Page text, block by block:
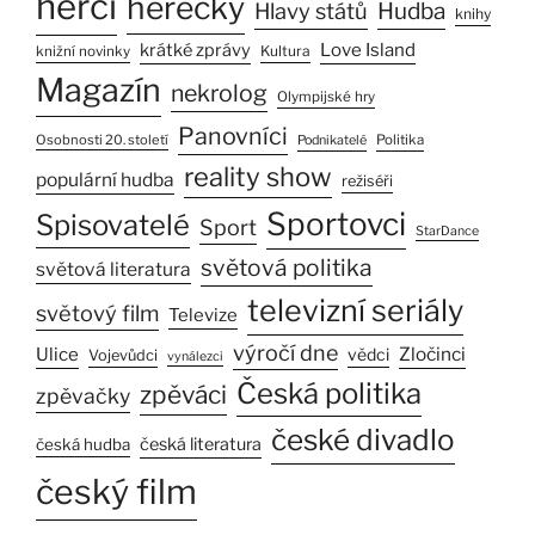
Hlavy států Hudba knihy
knižní novinky krátké zprávy Kultura Love Island
Magazín nekrolog Olympijské hry
Osobnosti 20. století Panovníci Podnikatelé Politika
populární hudba reality show režiséři
Spisovatelé Sport Sportovci StarDance
světová literatura světová politika
světový film Televize televizní seriály
Ulice Vojevůdci vynálezci výročí dne vědci Zločinci
zpěvačky zpěváci Česká politika
česká hudba česká literatura české divadlo
český film